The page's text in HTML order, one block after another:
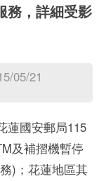
務，詳細受影
05/21
蓮國安郵局115
及補摺機暫停
)；花蓮地區其